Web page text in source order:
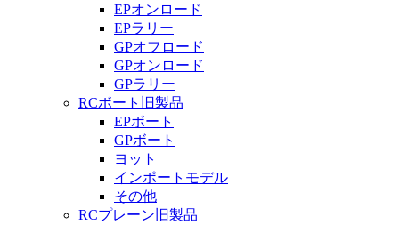
EPオンロード
EPラリー
GPオフロード
GPオンロード
GPラリー
RCボート旧製品
EPボート
GPボート
ヨット
インポートモデル
その他
RCプレーン旧製品